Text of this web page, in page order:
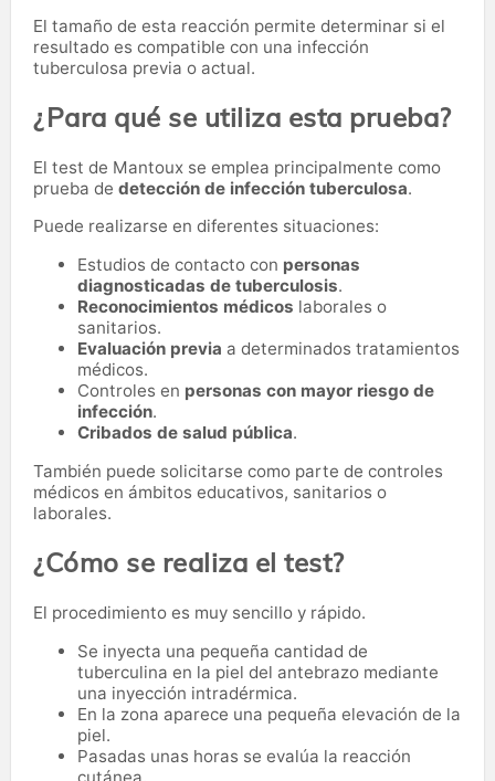
El tamaño de esta reacción permite determinar si el
resultado es compatible con una infección
tuberculosa previa o actual.
¿Para qué se utiliza esta prueba?
El test de Mantoux se emplea principalmente como
prueba de detección de infección tuberculosa.
Puede realizarse en diferentes situaciones:
Estudios de contacto con personas
diagnosticadas de tuberculosis.
Reconocimientos médicos laborales o
sanitarios.
Evaluación previa a determinados tratamientos
médicos.
Controles en personas con mayor riesgo de
infección.
Cribados de salud pública.
También puede solicitarse como parte de controles
médicos en ámbitos educativos, sanitarios o
laborales.
¿Cómo se realiza el test?
El procedimiento es muy sencillo y rápido.
Se inyecta una pequeña cantidad de
tuberculina en la piel del antebrazo mediante
una inyección intradérmica.
En la zona aparece una pequeña elevación de la
piel.
Pasadas unas horas se evalúa la reacción